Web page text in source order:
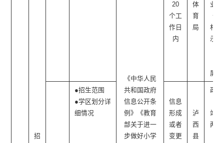
招
《中华人民
共和国政府
信息公开条
例》《教育
部关于进一
步做好小学
20
个工
作日
内
体
育
局
业单
位/
村公
示栏
屏）
●招生范围
●学区划分详
细情况
信息
形成
或者
变更
泸
西
县
政府
站、
两微